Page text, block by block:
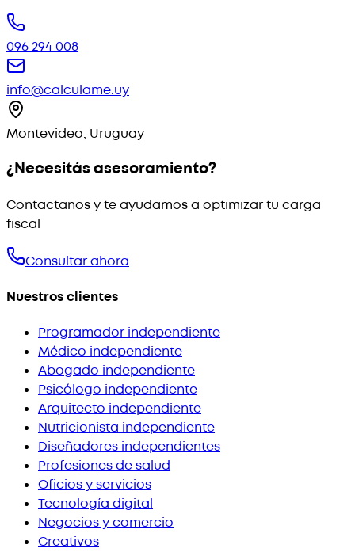
096 294 008
info@calculame.uy
Montevideo, Uruguay
¿Necesitás asesoramiento?
Contactanos y te ayudamos a optimizar tu carga
fiscal
Consultar ahora
Nuestros clientes
Programador independiente
Médico independiente
Abogado independiente
Psicólogo independiente
Arquitecto independiente
Nutricionista independiente
Diseñadores independientes
Profesiones de salud
Oficios y servicios
Tecnología digital
Negocios y comercio
Creativos